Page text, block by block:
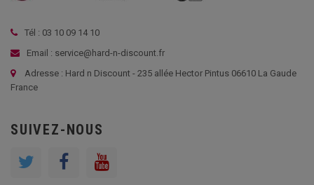
Tél : 03 10 09 14 10
Email : service@hard-n-discount.fr
Adresse : Hard n Discount - 235 allée Hector Pintus 06610 La Gaude
France
SUIVEZ-NOUS